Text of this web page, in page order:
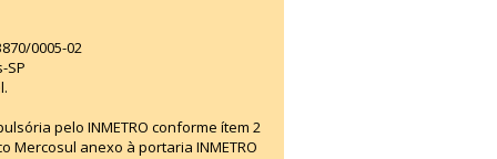
0005-02
SP
pelo INMETRO conforme ítem 2
Mercosul anexo à portaria INMETRO